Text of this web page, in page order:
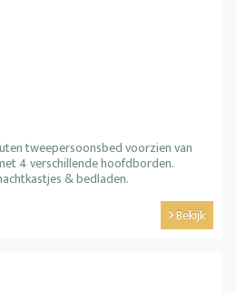
tweepersoonsbed voorzien van
4 verschillende hoofdborden.
& bedladen.
Bekijk